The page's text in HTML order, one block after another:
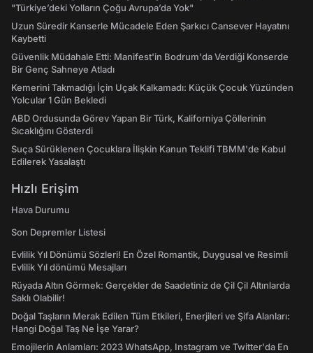
"Türkiye’deki Yolların Çoğu Avrupa’da Yok"
Uzun Süredir Kanserle Mücadele Eden Şarkıcı Cansever Hayatını
Kaybetti
Güvenlik Müdahale Etti: Manifest'in Bodrum'da Verdiği Konserde
Bir Genç Sahneye Atladı
Kemerini Takmadığı İçin Uçak Kalkamadı: Küçük Çocuk Yüzünden
Yolcular 1 Gün Bekledi
ABD Ordusunda Görev Yapan Bir Türk, Kaliforniya Çöllerinin
Sıcaklığını Gösterdi
Suça Sürüklenen Çocuklara İlişkin Kanun Teklifi TBMM'de Kabul
Edilerek Yasalaştı
Hızlı Erişim
Hava Durumu
Son Depremler Listesi
Evlilik Yıl Dönümü Sözleri! En Özel Romantik, Duygusal ve Resimli
Evlilik Yıl dönümü Mesajları
Rüyada Altın Görmek: Gerçekler de Saadetiniz de Çil Çil Altınlarda
Saklı Olabilir!
Doğal Taşların Merak Edilen Tüm Etkileri, Enerjileri ve Şifa Alanları:
Hangi Doğal Taş Ne İşe Yarar?
Emojilerin Anlamları: 2023 WhatsApp, Instagram ve Twitter'da En